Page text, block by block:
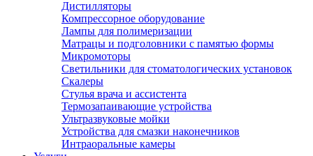
Дистилляторы
Компрессорное оборудование
Лампы для полимеризации
Матрацы и подголовники с памятью формы
Микромоторы
Светильники для стоматологических установок
Скалеры
Стулья врача и ассистента
Термозапаивающие устройства
Ультразвуковые мойки
Устройства для смазки наконечников
Интраоральные камеры